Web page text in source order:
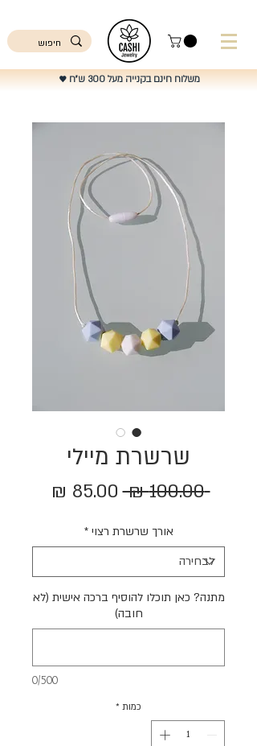
♥️ משלוח חינם בקנייה מעל 300 ש"ח
שרשרת מיילי
‏100.00 ‏₪
מחיר
אורך שרשרת רצוי *
מתנה? כאן תוכלו להוסיף ברכה אישית (לא
חובה)
0/500
כמות *